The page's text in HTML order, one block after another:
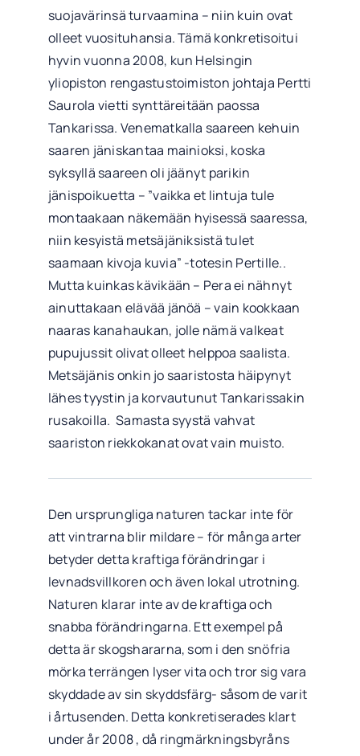
suojavärinsä turvaamina – niin kuin ovat
olleet vuosituhansia. Tämä konkretisoitui
hyvin vuonna 2008, kun Helsingin
yliopiston rengastustoimiston johtaja Pertti
Saurola vietti synttäreitään paossa
Tankarissa. Venematkalla saareen kehuin
saaren jäniskantaa mainioksi, koska
syksyllä saareen oli jäänyt parikin
jänispoikuetta – ”vaikka et lintuja tule
montaakaan näkemään hyisessä saaressa,
niin kesyistä metsäjäniksistä tulet
saamaan kivoja kuvia” -totesin Pertille..
Mutta kuinkas kävikään – Pera ei nähnyt
ainuttakaan elävää jänöä – vain kookkaan
naaras kanahaukan, jolle nämä valkeat
pupujussit olivat olleet helppoa saalista.
Metsäjänis onkin jo saaristosta häipynyt
lähes tyystin ja korvautunut Tankarissakin
rusakoilla. Samasta syystä vahvat
saariston riekkokanat ovat vain muisto.
Den ursprungliga naturen tackar inte för
att vintrarna blir mildare – för många arter
betyder detta kraftiga förändringar i
levnadsvillkoren och även lokal utrotning.
Naturen klarar inte av de kraftiga och
snabba förändringarna. Ett exempel på
detta är skogshararna, som i den snöfria
mörka terrängen lyser vita och tror sig vara
skyddade av sin skyddsfärg- såsom de varit
i årtusenden. Detta konkretiserades klart
under år 2008 , då ringmärkningsbyråns